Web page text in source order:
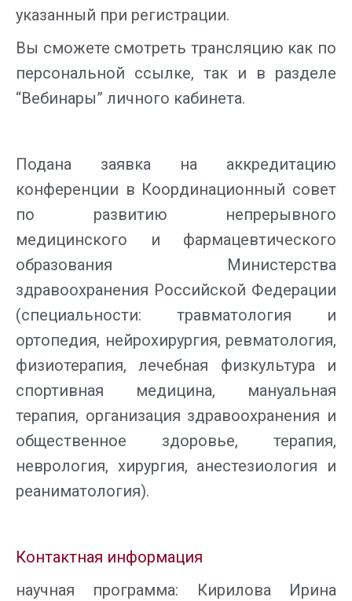
указанный при регистрации.
Вы сможете смотреть трансляцию как по
персональной ссылке, так и в разделе
“Вебинары” личного кабинета.
Подана заявка на аккредитацию
конференции в Координационный совет
по развитию непрерывного
медицинского и фармацевтического
образования Министерства
здравоохранения Российской Федерации
(специальности: травматология и
ортопедия, нейрохирургия, ревматология,
физиотерапия, лечебная физкультура и
спортивная медицина, мануальная
терапия, организация здравоохранения и
общественное здоровье, терапия,
неврология, хирургия, анестезиология и
реаниматология).
Контактная информация
научная программа: Кирилова Ирина